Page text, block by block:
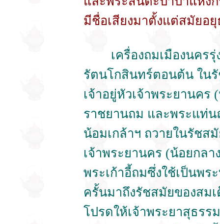
มีชื่อเสียงมาตั้งแต่สมัยอ
เครื่องถมเมืองนครรุ่ง
รัตนโกสินทร์ตอนต้น ในรั
เจ้าอยู่หัวเจ้าพระยานคร
ราชยานถม และพระแท่
น้อมเกล้าฯ ถวายในรัชส
เจ้าพระยานคร (น้อยกล
พระเก้าอี้ถมซึ่งใช้เป็นพร
ครั้นมาถึงรัชสมัยของสม
โปรดให้เจ้าพระยาสุธร